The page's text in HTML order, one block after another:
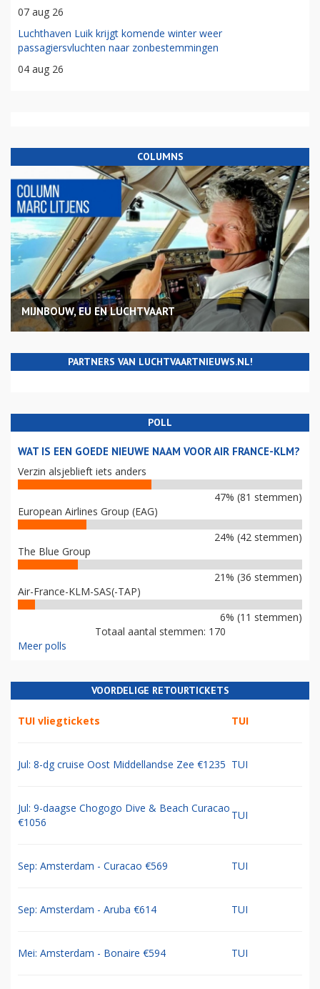
07 aug 26
Luchthaven Luik krijgt komende winter weer
passagiersvluchten naar zonbestemmingen
04 aug 26
COLUMNS
MIJNBOUW, EU EN LUCHTVAART
PARTNERS VAN LUCHTVAARTNIEUWS.NL!
POLL
WAT IS EEN GOEDE NIEUWE NAAM VOOR AIR FRANCE-KLM?
Verzin alsjeblieft iets anders
47% (81 stemmen)
European Airlines Group (EAG)
24% (42 stemmen)
The Blue Group
21% (36 stemmen)
Air-France-KLM-SAS(-TAP)
6% (11 stemmen)
Totaal aantal stemmen: 170
Meer polls
VOORDELIGE RETOURTICKETS
TUI vliegtickets TUI
Jul: 8-dg cruise Oost Middellandse Zee €1235 TUI
Jul: 9-daagse Chogogo Dive & Beach Curacao
€1056
TUI
Sep: Amsterdam - Curacao €569 TUI
Sep: Amsterdam - Aruba €614 TUI
Mei: Amsterdam - Bonaire €594 TUI